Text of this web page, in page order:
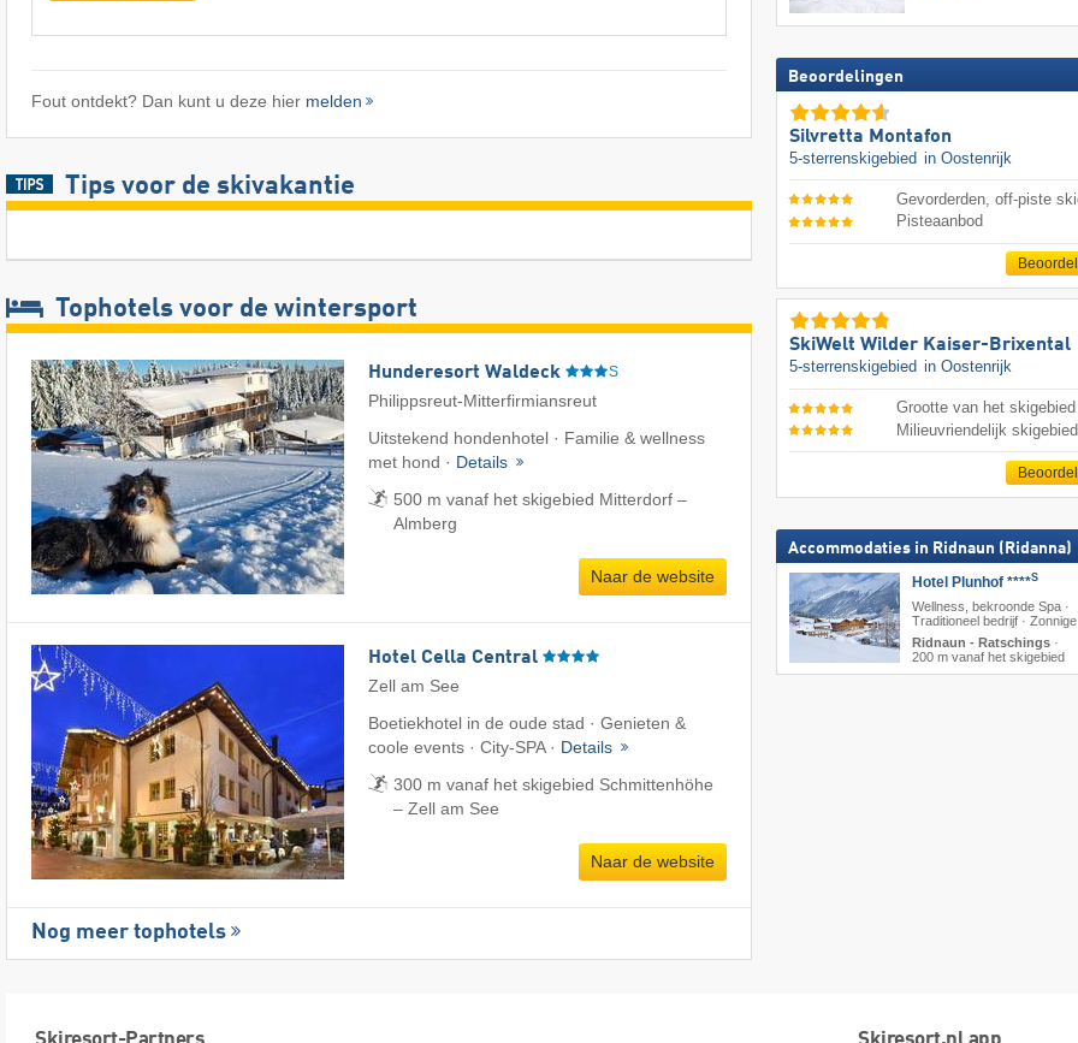
Fout ontdekt? Dan kunt u deze hier melden
Tips voor de skivakantie
Tophotels voor de wintersport
Hunderesort Waldeck S
Philippsreut-Mitterfirmiansreut
Uitstekend hondenhotel · Familie & wellness
met hond · Details
500 m vanaf het skigebied Mitterdorf –
Almberg
Naar de website
Hotel Cella Central
Zell am See
Boetiekhotel in de oude stad · Genieten &
coole events · City-SPA · Details
300 m vanaf het skigebied Schmittenhöhe
– Zell am See
Naar de website
Nog meer tophotels
Beoordelingen
Silvretta Montafon
5-sterrenskigebied in Oostenrijk
Gevorderden, off-piste
Pisteaanbod
SkiWelt Wilder Kaiser-Brixental
5-sterrenskigebied in Oostenrijk
Grootte van het skigebied
Milieuvriendelijk skigebied
Accommodaties in Ridnaun (Ridanna)
Hotel Plunhof ****S
Wellness, bekroonde Spa ·
Traditioneel bedrijf ·
Ridnaun - Ratschings·
200 m vanaf het skigebied